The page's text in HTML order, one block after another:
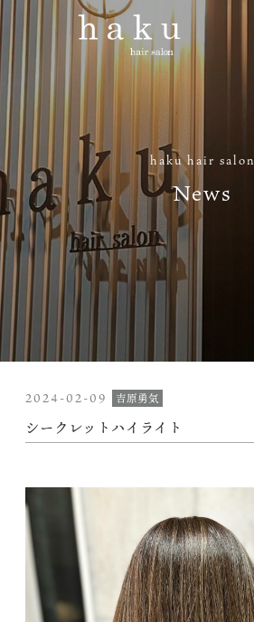
haku hair salon
News
2024-02-09 吉原勇気
シークレットハイライト